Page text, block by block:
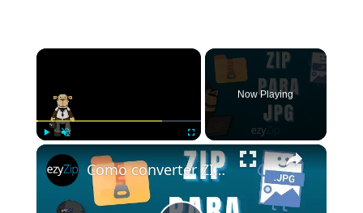
×
Now Playing
×
Como converter ZIP para JPG (guia simples)